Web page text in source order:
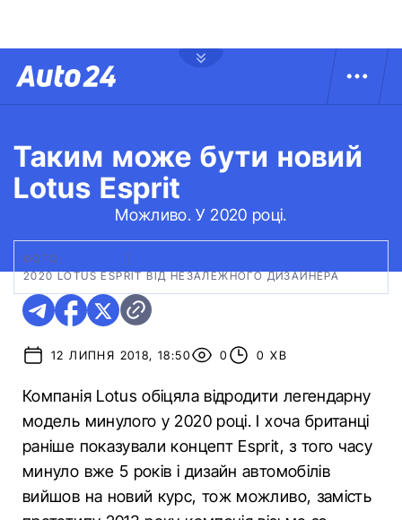
Таким може бути новий
Lotus Esprit
Можливо. У 2020 році.
ФОТО:
2020 LOTUS ESPRIT ВІД НЕЗАЛЕЖНОГО ДИЗАЙНЕРА
12 ЛИПНЯ 2018, 18:50 0 0 ХВ
Компанія Lotus обіцяла відродити легендарну
модель минулого у 2020 році. І хоча британці
раніше показували концепт Esprit, з того часу
минуло вже 5 років і дизайн автомобілів
вийшов на новий курс, тож можливо, замість